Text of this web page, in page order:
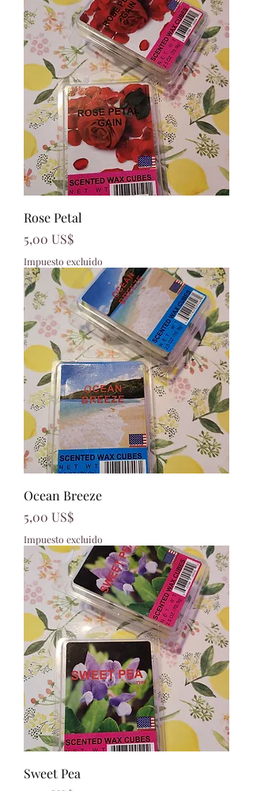
Rose Petal
Precio
5,00 US$
Impuesto excluido
Ocean Breeze
Precio
5,00 US$
Impuesto excluido
Sweet Pea